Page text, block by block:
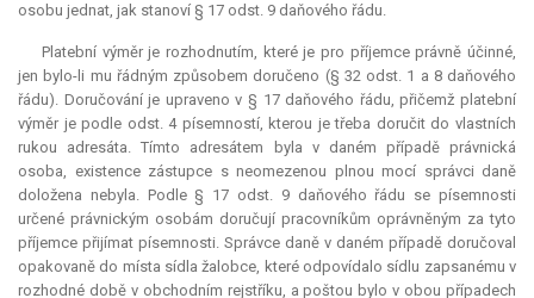
osobu jednat, jak stanoví § 17 odst. 9 daňového řádu.
Platební výměr je rozhodnutím, které je pro příjemce právně účinné,
jen bylo-li mu řádným způsobem doručeno (§ 32 odst. 1 a 8 daňového
řádu). Doručování je upraveno v § 17 daňového řádu, přičemž platební
výměr je podle odst. 4 písemností, kterou je třeba doručit do vlastních
rukou adresáta. Tímto adresátem byla v daném případě právnická
osoba, existence zástupce s neomezenou plnou mocí správci daně
doložena nebyla. Podle § 17 odst. 9 daňového řádu se písemnosti
určené právnickým osobám doručují pracovníkům oprávněným za tyto
příjemce přijímat písemnosti. Správce daně v daném případě doručoval
opakovaně do místa sídla žalobce, které odpovídalo sídlu zapsanému v
rozhodné době v obchodním rejstříku, a poštou bylo v obou případech